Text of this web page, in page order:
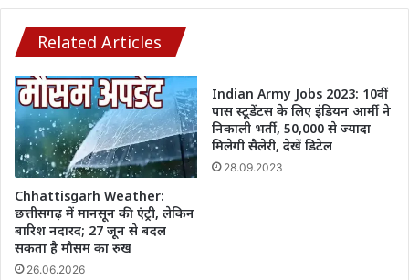
चेक
Related Articles
Chhattisgarh Weather:
छत्तीसगढ़ में मानसून की एंट्री, लेकिन
बारिश नदारद; 27 जून से बदल
सकता है मौसम का रुख
26.06.2026
Indian Army Jobs 2023: 10वीं
पास स्टूडेंटस के लिए इंडियन आर्मी ने
निकाली भर्ती, 50,000 से ज्यादा
मिलेगी सैलेरी, देखें डिटेल
28.09.2023